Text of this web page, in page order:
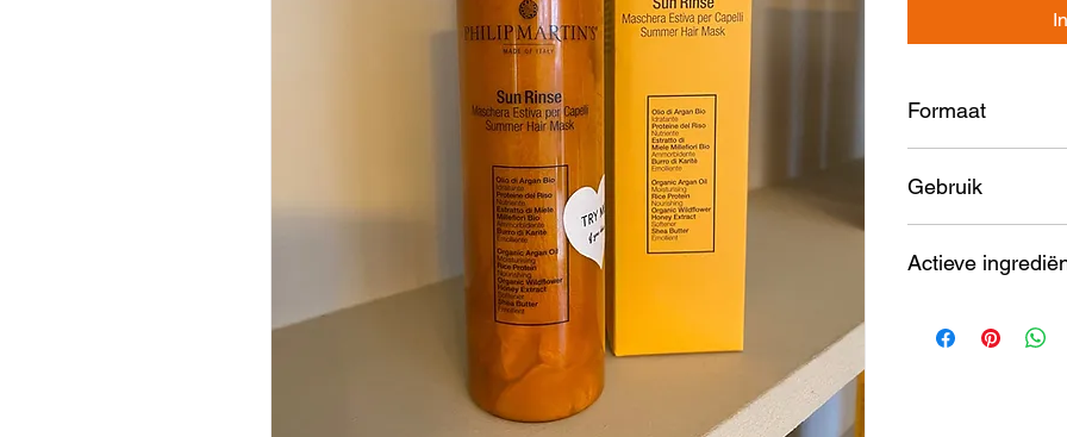
Formaat
Gebruik
vochtig haar, laat
Actieve
* Eiwit van rijst •